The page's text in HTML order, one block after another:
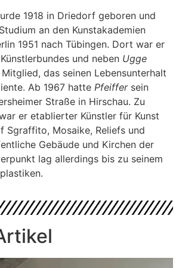
1918 in Driedorf geboren und
an den Kunstakademien
1951 nach Tübingen. Dort war er
und neben Ugge
das seinen Lebensunterhalt
Ab 1967 hatte Pfeiffersein
Straße in Hirschau. Zu
er etablierter Künstler für Kunst
Sgraffito, Mosaike, Reliefs und
Gebäude und Kirchen der
lag allerdings bis zu seinem